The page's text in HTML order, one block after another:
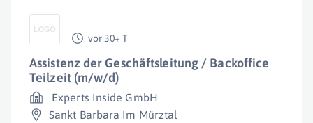
vor 30+ T
Assistenz der Geschäftsleitung / Backoffice
Teilzeit (m/w/d)
Experts Inside GmbH
Sankt Barbara Im Mürztal